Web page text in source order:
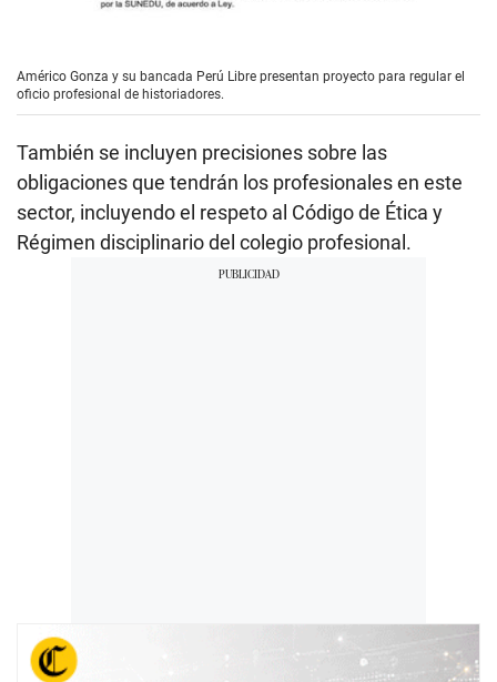
Américo Gonza y su bancada Perú Libre presentan proyecto para regular el
oficio profesional de historiadores.
También se incluyen precisiones sobre las
obligaciones que tendrán los profesionales en este
sector, incluyendo el respeto al Código de Ética y
Régimen disciplinario del colegio profesional.